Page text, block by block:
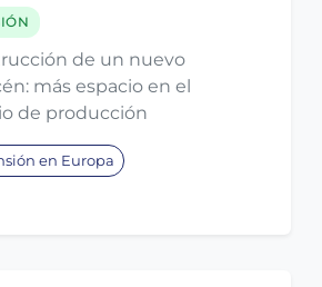
de un nuevo
más espacio en el
de producción
en Europa